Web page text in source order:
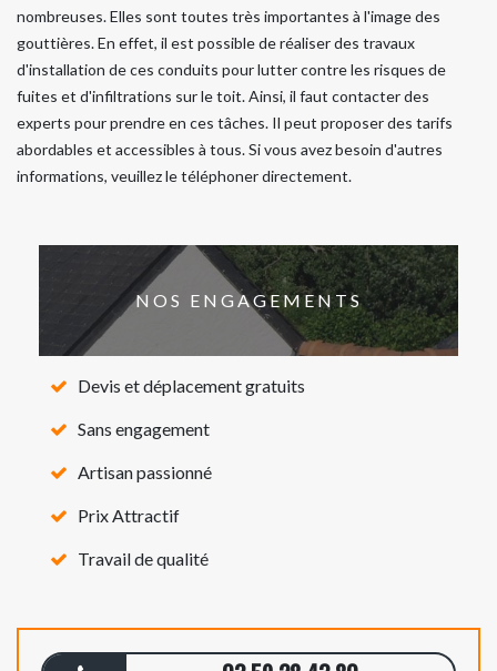
nombreuses. Elles sont toutes très importantes à l'image des
gouttières. En effet, il est possible de réaliser des travaux
d'installation de ces conduits pour lutter contre les risques de
fuites et d'infiltrations sur le toit. Ainsi, il faut contacter des
experts pour prendre en ces tâches. Il peut proposer des tarifs
abordables et accessibles à tous. Si vous avez besoin d'autres
informations, veuillez le téléphoner directement.
NOS ENGAGEMENTS
Devis et déplacement gratuits
Sans engagement
Artisan passionné
Prix Attractif
Travail de qualité